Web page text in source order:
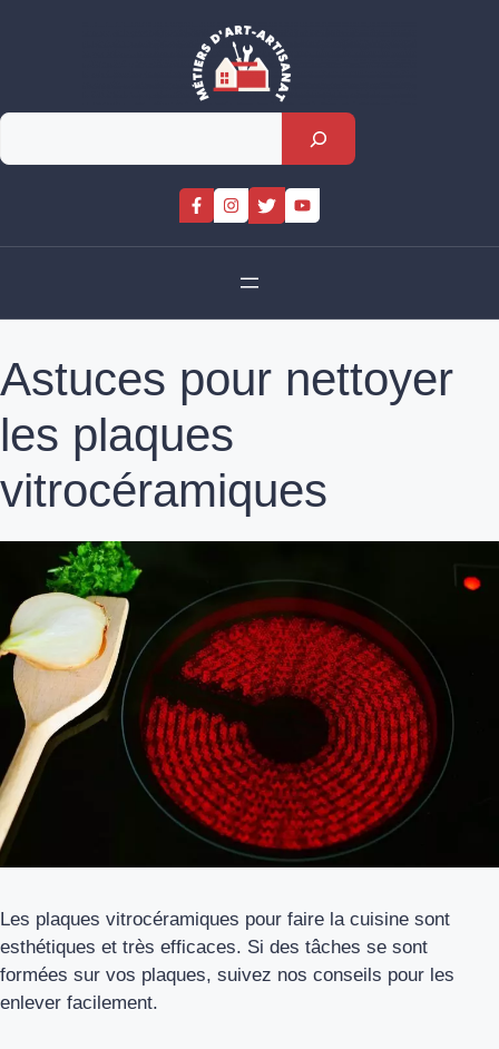
Rechercher
Astuces pour nettoyer
les plaques
vitrocéramiques
Les plaques vitrocéramiques pour faire la cuisine sont
esthétiques et très efficaces. Si des tâches se sont
formées sur vos plaques, suivez nos conseils pour les
enlever facilement.